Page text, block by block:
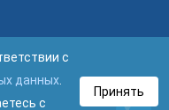
с
данных
с
Принять